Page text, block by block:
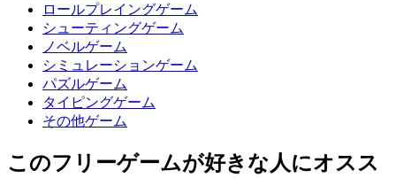
ロールプレイングゲーム
シューティングゲーム
ノベルゲーム
シミュレーションゲーム
パズルゲーム
タイピングゲーム
その他ゲーム
このフリーゲームが好きな人にオスス